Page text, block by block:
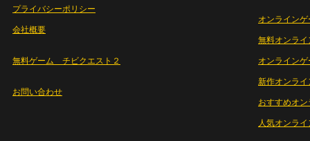
プライバシーポリシー
会社概要
無料ゲーム チビクエスト２
お問い合わせ
オンラインゲ
無料オンライ
オンライン
新作オンライ
おすすめオ
人気オンラ